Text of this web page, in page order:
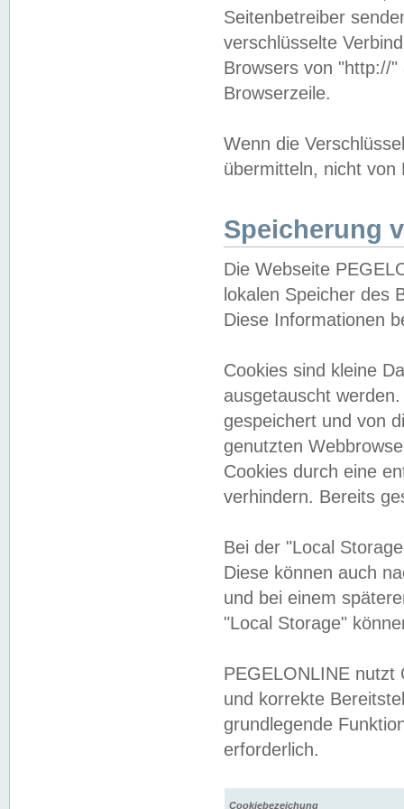
Seitenbetreiber
verschlüsselte
Browsers von "http://
Browserzeile.
Wenn die
übermitteln, nicht von
Speicherung
Die Webseite
lokalen Speicher des
Diese Informationen
Cookies sind kleine
ausgetauscht
gespeichert und von
genutzten
Cookies durch eine
verhindern. Bereits
Bei der "Local
Diese können auch
und bei einem
"Local Storage"
PEGELONLINE nutzt
und korrekte
grundlegende
erforderlich.
Cookiebezeichung